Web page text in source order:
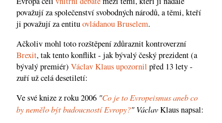
považují za společenství svobodných národů, a těmi, kteří
ji považují za entituovládanou Bruselem.
Ačkoliv mohl toto rozštěpení zdůraznit kontroverzní
Brexit, tak tento konflikt - jak bývalý český prezident (a
bývalý premiér) Václav Klausupozornil před 13 lety -
zuří už celá desetiletí:
Ve své knize z roku 2006 "Co je to Evropeismus aneb co
by nemělo být budoucností Evropy?" VáclavKlaus napsal: